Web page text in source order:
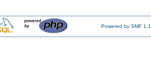
Powered by SMF